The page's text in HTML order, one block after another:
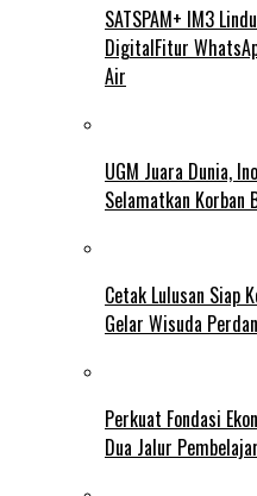
SATSPAM+ IM3
DigitalFitur
Air
UGM Juara Dunia,
Selamatkan Korban
Cetak Lulusan Siap
Gelar Wisuda
Perkuat Fondasi
Dua Jalur